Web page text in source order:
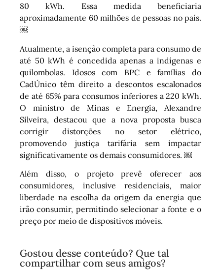
80 kWh. Essa medida beneficiaria
aproximadamente 60 milhões de pessoas no país.
￼
Atualmente, a isenção completa para consumo de
até 50 kWh é concedida apenas a indígenas e
quilombolas. Idosos com BPC e famílias do
CadÚnico têm direito a descontos escalonados
de até 65% para consumos inferiores a 220 kWh.
O ministro de Minas e Energia, Alexandre
Silveira, destacou que a nova proposta busca
corrigir distorções no setor elétrico,
promovendo justiça tarifária sem impactar
significativamente os demais consumidores. ￼
Além disso, o projeto prevê oferecer aos
consumidores, inclusive residenciais, maior
liberdade na escolha da origem da energia que
irão consumir, permitindo selecionar a fonte e o
preço por meio de dispositivos móveis.
Gostou desse conteúdo? Que tal
compartilhar com seus amigos?